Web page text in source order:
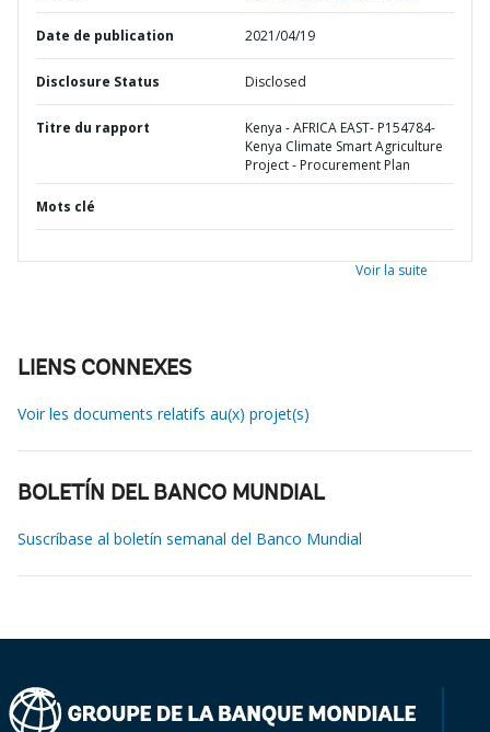
Date de publication 2021/04/19
Disclosure Status Disclosed
Titre du rapport
Kenya - AFRICA EAST- P154784-
Kenya Climate Smart Agriculture
Project - Procurement Plan
Mots clé
Voir la suite
LIENS CONNEXES
Voir les documents relatifs au(x) projet(s)
BOLETÍN DEL BANCO MUNDIAL
Suscríbase al boletín semanal del Banco Mundial